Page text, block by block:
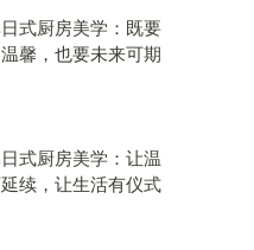
式厨房美学：既要
馨，也要未来可期
式厨房美学：让温
续，让生活有仪式